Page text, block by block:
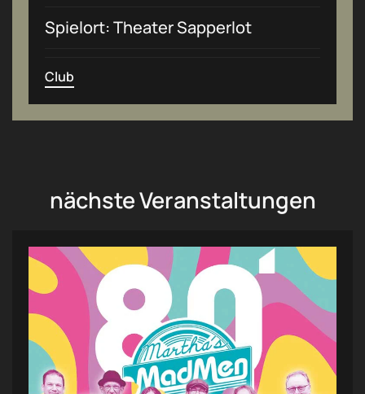
Spielort: Theater Sapperlot
Club
nächste Veranstaltungen